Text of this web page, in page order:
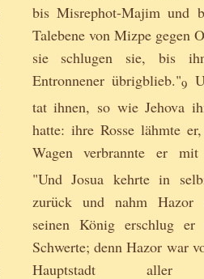
bis Misrephot-Majim und
Talebene von Mizpe gegen
sie schlugen sie, bis
Entronnener übrigblieb."9
tat ihnen, so wie Jehova
hatte: ihre Rosse lähmte
Wagen verbrannte er mit
"Und Josua kehrte in
zurück und nahm Hazor
seinen König erschlug
Schwerte; denn Hazor war
Hauptstadt aller